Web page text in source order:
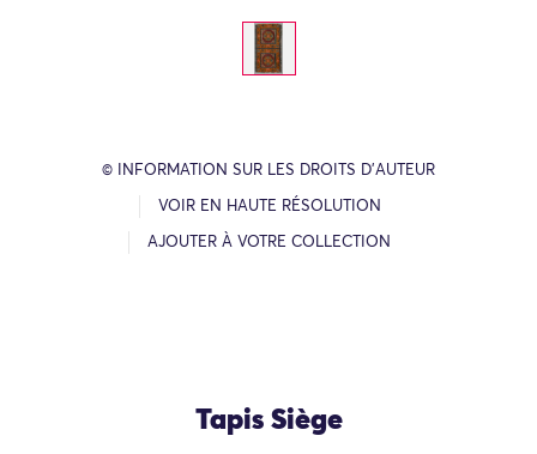
© INFORMATION SUR LES DROITS D’AUTEUR
VOIR EN HAUTE RÉSOLUTION
AJOUTER À VOTRE COLLECTION
Tapis Siège